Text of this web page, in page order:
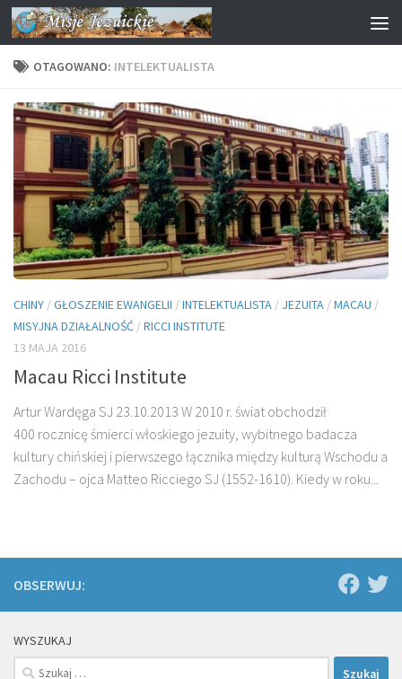
Przejdź do treści
OTAGOWANO: INTELEKTUALISTA
CHINY /GŁOSZENIE EWANGELII /INTELEKTUALISTA / JEZUITA /MACAU /
MISYJNA DZIAŁALNOŚĆ /RICCI INSTITUTE
13 MAJA 2016
Macau Ricci Institute
Artur Wardęga SJ 23.10.2013 W 2010 r. świat obchodził
400 rocznicę śmierci włoskiego jezuity, wybitnego badacza
kultury chiń­skiej i pierwszego łącznika między kulturą Wschodu a
Zachodu – ojca Matteo Ricciego SJ (1552-1610). Kiedy w roku...
OBSERWUJ:
WYSZUKAJ
Szukaj: